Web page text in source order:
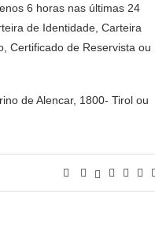
6 horas nas últimas 24
de Identidade, Carteira
Certificado de Reservista ou
de Alencar, 1800- Tirol ou